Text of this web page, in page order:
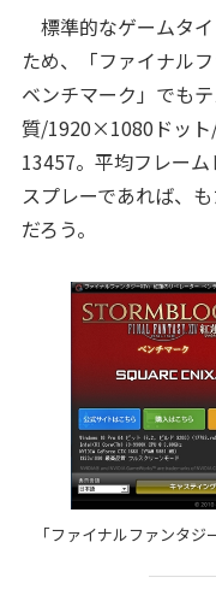
標準的なゲームタ
ため、「ファイナル
ベンチマーク」でも
質/1920×1080ドット
13457。平均フレー
スプレーであれば、
だろう。
「ファイナルファンタジ